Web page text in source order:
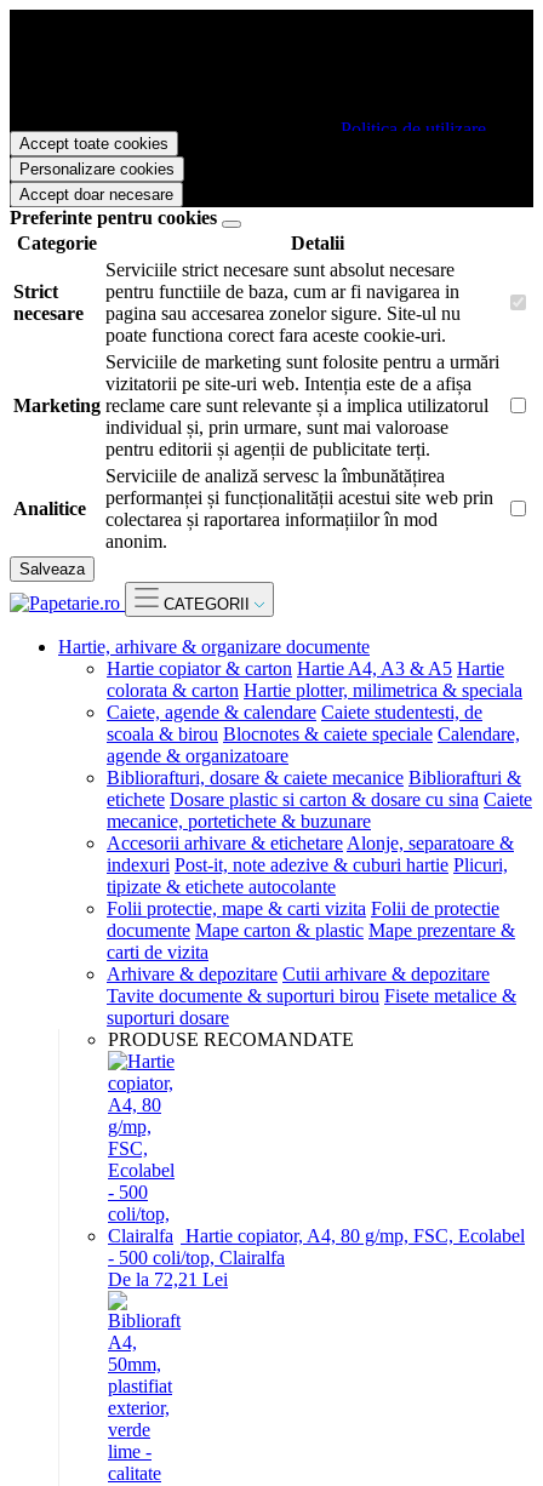
Papetarie.ro este necesar sa fiti de acord cu Politica de utilizare
cookie-uri.
Accept toate cookies
Personalizare cookies
Accept doar necesare
Preferinte pentru cookies
Categorie
Detalii
Strict
necesare
Serviciile strict necesare sunt absolut necesare
pentru functiile de baza, cum ar fi navigarea in
pagina sau accesarea zonelor sigure. Site-ul nu
poate functiona corect fara aceste cookie-uri.
Marketing
Serviciile de marketing sunt folosite pentru a urmări
vizitatorii pe site-uri web. Intenția este de a afișa
reclame care sunt relevante și a implica utilizatorul
individual și, prin urmare, sunt mai valoroase
pentru editorii și agenții de publicitate terți.
Analitice
Serviciile de analiză servesc la îmbunătățirea
performanței și funcționalității acestui site web prin
colectarea și raportarea informațiilor în mod
anonim.
Salveaza
CATEGORII
Hartie, arhivare & organizare documente
Hartie copiator & carton Hartie A4, A3 & A5 Hartie
colorata & carton Hartie plotter, milimetrica & speciala
Caiete, agende & calendare Caiete studentesti, de
scoala & birou Blocnotes & caiete speciale Calendare,
agende & organizatoare
Bibliorafturi, dosare & caiete mecanice Bibliorafturi &
etichete Dosare plastic si carton & dosare cu sina Caiete
mecanice, portetichete & buzunare
Accesorii arhivare & etichetare Alonje, separatoare &
indexuri Post-it, note adezive & cuburi hartie Plicuri,
tipizate & etichete autocolante
Folii protectie, mape & carti vizita Folii de protectie
documente Mape carton & plastic Mape prezentare &
carti de vizita
Arhivare & depozitare Cutii arhivare & depozitare
Tavite documente & suporturi birou Fisete metalice &
suporturi dosare
PRODUSE RECOMANDATE
Hartie copiator, A4, 80 g/mp, FSC, Ecolabel
- 500 coli/top, Clairalfa
De la 72,21 Lei